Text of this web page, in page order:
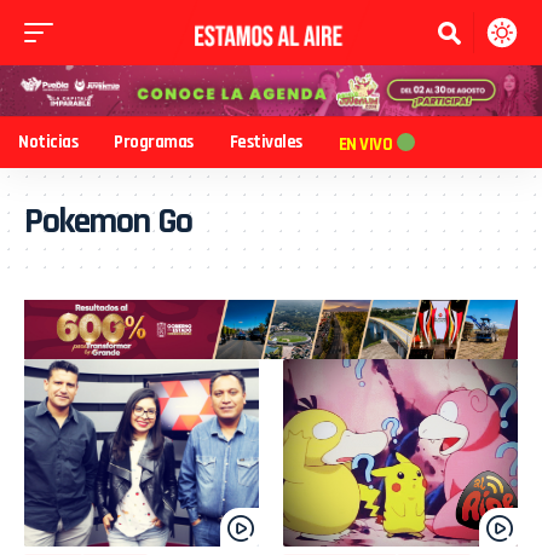
Noticias Programas Festivales EN VIVO
Pokemon Go